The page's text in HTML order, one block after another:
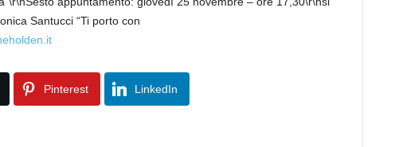
Santucci “Ti porto con
Pinterest LinkedIn